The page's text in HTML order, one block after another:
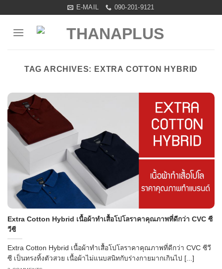
content
E-MAIL 090-201-9121
TAG ARCHIVES: EXTRA COTTON HYBRID
Extra Cotton Hybrid เนื้อผ้าทำเสื้อโปโลราคาคุณภาพที่ดีกว่า CVC ซี
วีซี
Extra Cotton Hybrid เนื้อผ้าทำเสื้อโปโลราคาคุณภาพที่ดีกว่า CVC ซีวี
ซี เป็นทรงทิ้งตัวสวย เนื้อผ้าไม่แนบสนิทกับร่างกายมากเกินไป [...]